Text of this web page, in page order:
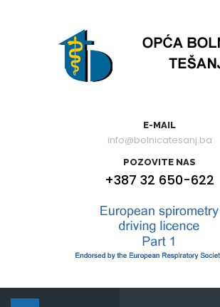
E-MAIL
info@bolnicatesanj.ba
POZOVITE NAS
+387 32 650-622